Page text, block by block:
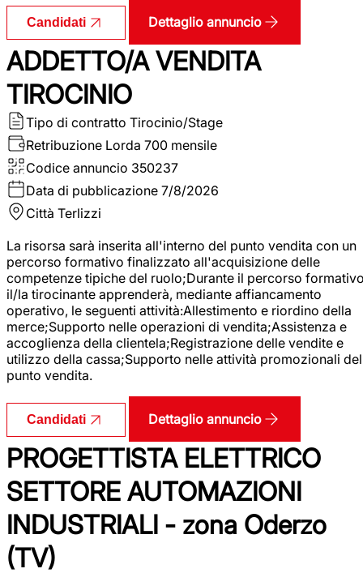
Candidati Dettaglio annuncio
ADDETTO/A VENDITA
TIROCINIO
Tipo di contratto Tirocinio/Stage
Retribuzione Lorda 700 mensile
Codice annuncio 350237
Data di pubblicazione 7/8/2026
Città Terlizzi
La risorsa sarà inserita all'interno del punto vendita con un
percorso formativo finalizzato all'acquisizione delle
competenze tipiche del ruolo;Durante il percorso
il/la tirocinante apprenderà, mediante affiancamento
operativo, le seguenti attività:Allestimento e riordino della
merce;Supporto nelle operazioni di vendita;Assistenza e
accoglienza della clientela;Registrazione delle vendite e
utilizzo della cassa;Supporto nelle attività promozionali del
punto vendita.
Candidati Dettaglio annuncio
PROGETTISTA ELETTRICO
SETTORE AUTOMAZIONI
INDUSTRIALI - zona Oderzo
(TV)